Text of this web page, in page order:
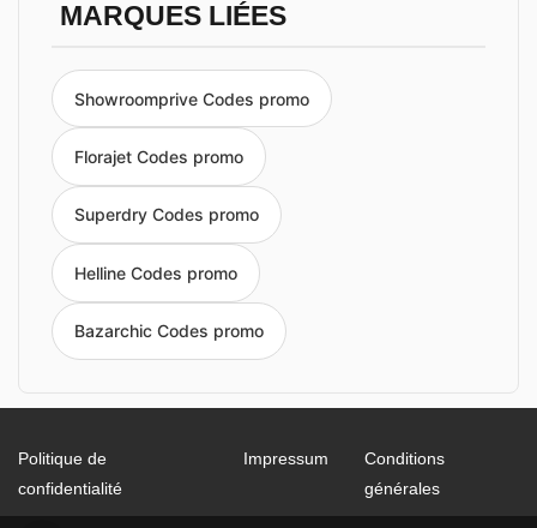
MARQUES LIÉES
Showroomprive Codes promo
Florajet Codes promo
Superdry Codes promo
Helline Codes promo
Bazarchic Codes promo
Politique de
confidentialité
Impressum
Conditions
générales